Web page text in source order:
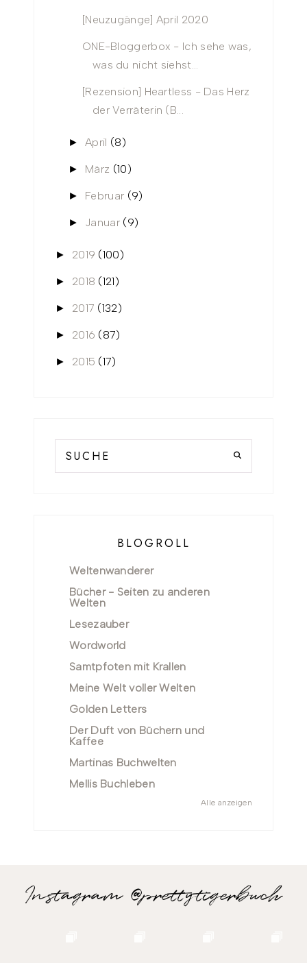
[Neuzugänge] April 2020
ONE-Bloggerbox - Ich sehe was,
was du nicht siehst...
[Rezension] Heartless - Das Herz
der Verräterin (B...
►April (8)
► März (10)
► Februar (9)
► Januar (9)
► 2019 (100)
► 2018 (121)
► 2017 (132)
► 2016 (87)
► 2015 (17)
BLOGROLL
Weltenwanderer
Bücher - Seiten zu anderen
Welten
Lesezauber
Wordworld
Samtpfoten mit Krallen
Meine Welt voller Welten
Golden Letters
Der Duft von Büchern und
Kaffee
Martinas Buchwelten
Mellis Buchleben
Alle anzeigen
Instagram @prettytigerbuch